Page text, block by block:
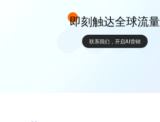
即刻触达全球流量
联系我们，开启AI营销